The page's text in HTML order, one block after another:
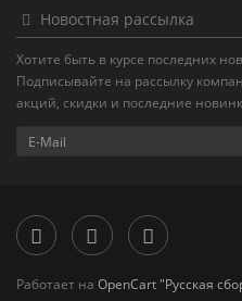
Новостная рассылка
Хотите быть в курсе последних
Подписывайте на рассылку
акций, скидки и последние
Работает на OpenCart "Русская